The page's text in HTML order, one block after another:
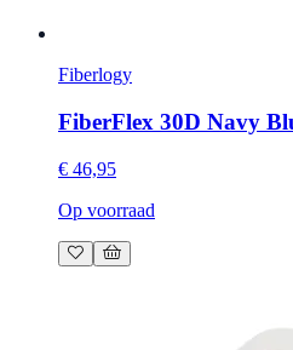
Fiberlogy
FiberFlex 30D Navy
€ 46,95
Op voorraad